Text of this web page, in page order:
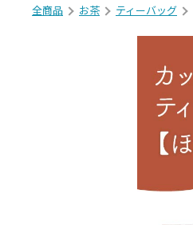
全商品 お茶 ティーバッグ